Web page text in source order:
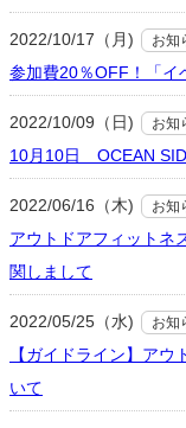
2022/10/17（月) お知
参加費20％OFF！「イ
2022/10/09（日) お知
10月10日 OCEAN
2022/06/16（木) お知
アウトドアフィットネ
関しまして
2022/05/25（水) お知
【ガイドライン】ア
いて